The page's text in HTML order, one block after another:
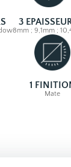
3
8mm ; 9,1mm ;
1
Mate